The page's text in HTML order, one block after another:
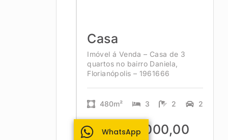
Casa
Imóvel á Venda – Casa de 3
quartos no bairro Daniela,
Florianópolis – 1961666
480m² 3 2 2
R$2.880.000,00
WhatsApp